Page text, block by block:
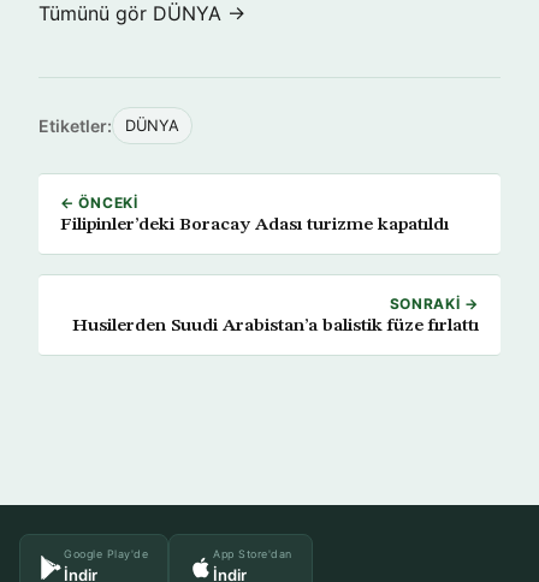
Tümünü gör DÜNYA →
Etiketler: DÜNYA
← ÖNCEKI
Filipinler’deki Boracay Adası turizme kapatıldı
SONRAKI →
Husilerden Suudi Arabistan’a balistik füze fırlattı
Google Play'de
İndir
App Store'dan
İndir